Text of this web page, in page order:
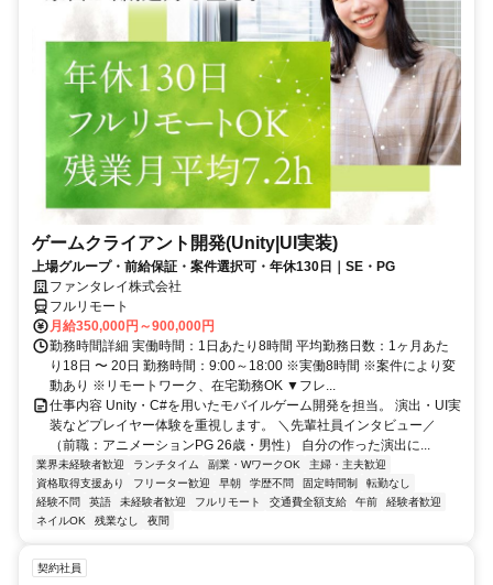
ゲームクライアント開発(Unity|UI実装)
上場グループ・前給保証・案件選択可・年休130日｜SE・PG
ファンタレイ株式会社
フルリモート
月給350,000円～900,000円
勤務時間詳細 実働時間：1日あたり8時間 平均勤務日数：1ヶ月あた
り18日 〜 20日 勤務時間：9:00～18:00 ※実働8時間 ※案件により変
動あり ※リモートワーク、在宅勤務OK ▼フレ...
仕事内容 Unity・C#を用いたモバイルゲーム開発を担当。 演出・UI実
装などプレイヤー体験を重視します。 ＼先輩社員インタビュー／
（前職：アニメーションPG 26歳・男性） 自分の作った演出に...
業界未経験者歓迎 ランチタイム 副業・WワークOK
主婦・主夫歓迎
資格取得支援あり
フリーター歓迎 早朝 学歴不問 固定時間制
転勤なし
経験不問
英語 未経験者歓迎 フルリモート 交通費全額支給 午前
経験者歓迎
ネイルOK
残業なし 夜間
契約社員